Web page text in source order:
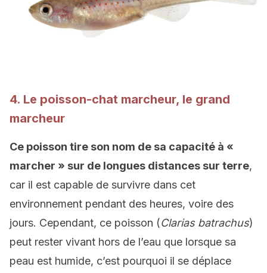
4. Le poisson-chat marcheur, le grand
marcheur
Ce poisson tire son nom de sa capacité à «
marcher » sur de longues distances sur terre,
car il est capable de survivre dans cet
environnement pendant des heures, voire des
jours. Cependant, ce poisson (Clarias batrachus)
peut rester vivant hors de l’eau que lorsque sa
peau est humide, c’est pourquoi il se déplace